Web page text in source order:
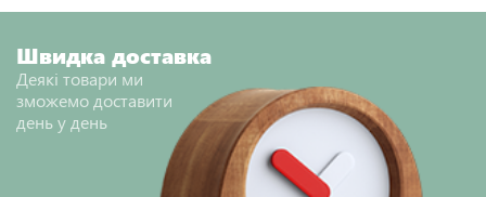
Швидка доставка
Деякі товари ми
зможемо доставити
день у день